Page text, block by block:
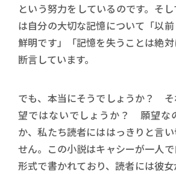
という努力をしているのです。そ
は自分の大切な記憶について「以
鮮明です」「記憶を失うことは絶
断言しています。
でも、本当にそうでしょうか？
望ではないでしょうか？ 願望な
か、私たち読者にははっきりと言
せん。この小説はキャシーが一人
形式で書かれており、読者には彼